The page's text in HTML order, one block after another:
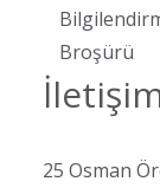
Broşürü
25 Osman